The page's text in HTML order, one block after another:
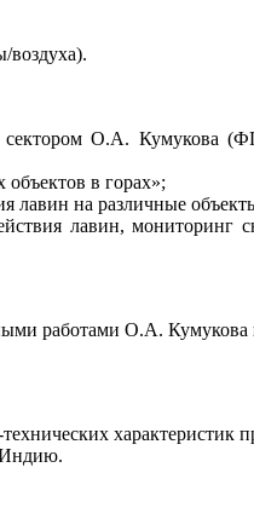
воздуха).
О.А. Кумукова
в горах»;
лавин на различные
лавин, мониторинг
работами О.А. Кумукова
характеристик
Индию.